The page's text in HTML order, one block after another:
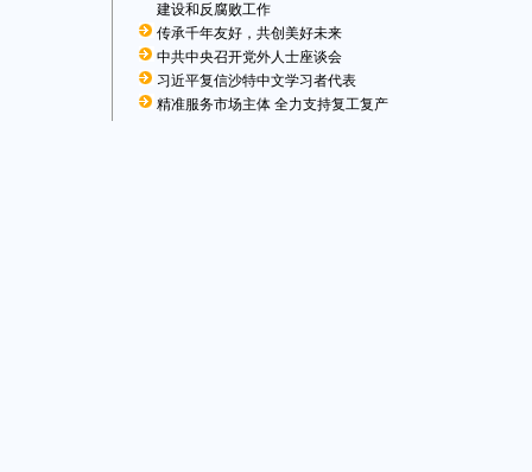
建设和反腐败工作
传承千年友好，共创美好未来
中共中央召开党外人士座谈会
习近平复信沙特中文学习者代表
精准服务市场主体 全力支持复工复产